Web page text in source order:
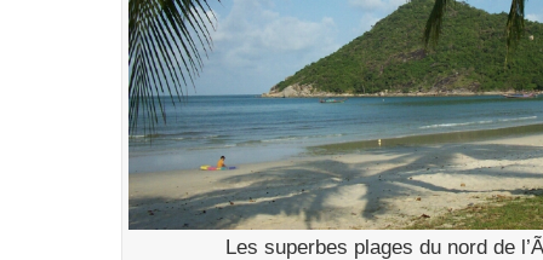
Les superbes plages du nord de